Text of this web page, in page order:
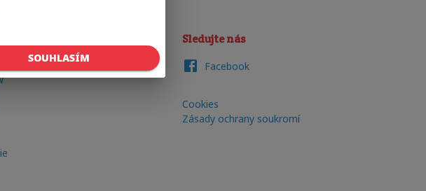
Sledujte nás
Facebook
Cookies
Zásady ochrany soukromí
SOUHLASÍM